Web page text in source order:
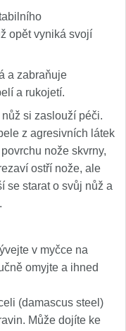
opět vyniká svojí
a zabraňuje
a rukojetí.
nůž si zaslouží péči.
z agresivních látek
nože skvrny,
ostří nože, ale
se starat o svůj nůž a
v myčce na
omyjte a ihned
(damascus steel)
Může dojíte ke